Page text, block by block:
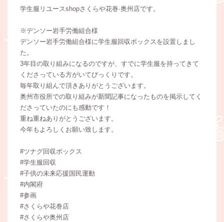
学生服リユースshopさくらや花巻·奥州店です。
※デンソー岩手労働組合様
デンソー岩手労働組合様に学生服回収ボックスを設置しまし
た。
3年目の取り組みになるのですが、すでに学生服を持ってきて
くださっている方がいてびっくりです。
毎年取り組んで頂きありがとうございます。
奥州市役所での取り組みが新聞記事になったものを掲示してく
ださっていたのにも感動です！
重ね重ねありがとうございます。
今年もよろしくお願い致します。
#ツナグ回収ボックス
#学生服回収
#子供の未来応援国民運動
#内閣府
#参画
#さくらや花巻店
#さくらや奥州店